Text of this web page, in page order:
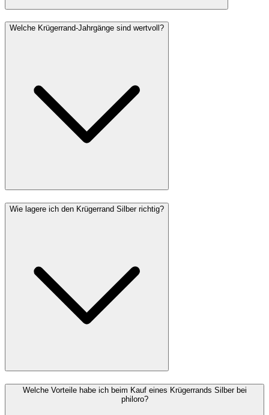
Welche Krügerrand-Jahrgänge sind wertvoll?
Wie lagere ich den Krügerrand Silber richtig?
Welche Vorteile habe ich beim Kauf eines Krügerrands Silber bei
philoro?